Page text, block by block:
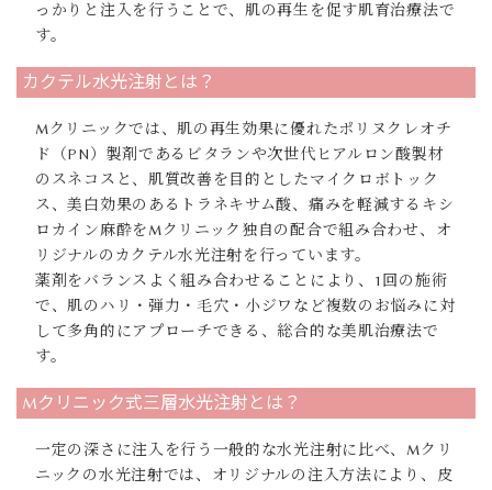
っかりと注入を行うことで、肌の再生を促す肌育治療法で
す。
カクテル水光注射とは？
Mクリニックでは、肌の再生効果に優れたポリヌクレオチ
ド（PN）製剤であるビタランや次世代ヒアルロン酸製材
のスネコスと、肌質改善を目的としたマイクロボトック
ス、美白効果のあるトラネキサム酸、痛みを軽減するキシ
ロカイン麻酔をMクリニック独自の配合で組み合わせ、オ
リジナルのカクテル水光注射を行っています。
薬剤をバランスよく組み合わせることにより、1回の施術
で、肌のハリ・弾力・毛穴・小ジワなど複数のお悩みに対
して多角的にアプローチできる、総合的な美肌治療法で
す。
Mクリニック式三層水光注射とは？
一定の深さに注入を行う一般的な水光注射に比べ、Mクリ
ニックの水光注射では、オリジナルの注入方法により、皮